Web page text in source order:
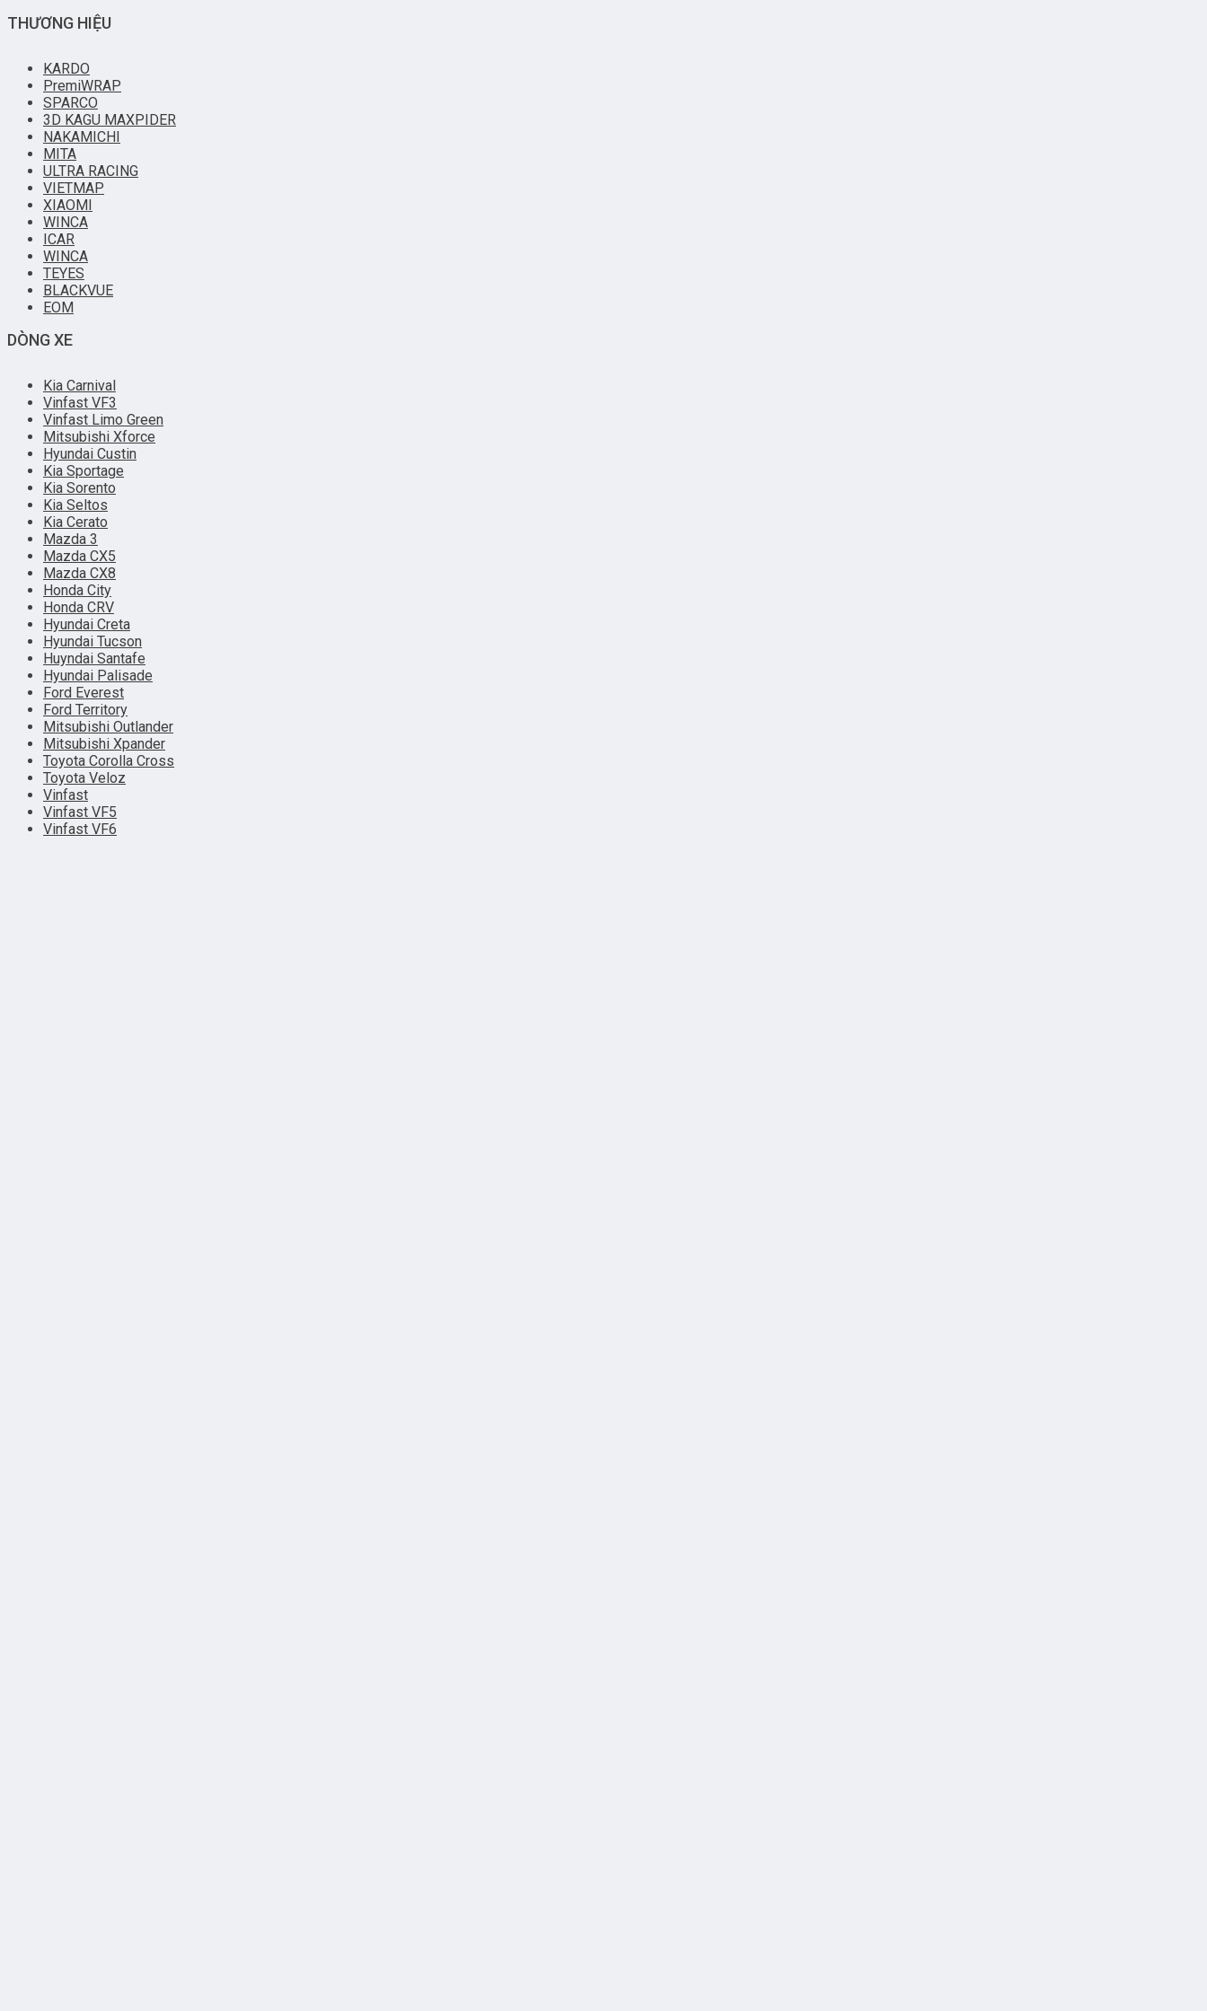
THƯƠNG HIỆU
KARDO
PremiWRAP
SPARCO
3D KAGU MAXPIDER
NAKAMICHI
MITA
ULTRA RACING
VIETMAP
XIAOMI
WINCA
ICAR
WINCA
TEYES
BLACKVUE
EOM
DÒNG XE
Kia Carnival
Vinfast VF3
Vinfast Limo Green
Mitsubishi Xforce
Hyundai Custin
Kia Sportage
Kia Sorento
Kia Seltos
Kia Cerato
Mazda 3
Mazda CX5
Mazda CX8
Honda City
Honda CRV
Hyundai Creta
Hyundai Tucson
Huyndai Santafe
Hyundai Palisade
Ford Everest
Ford Territory
Mitsubishi Outlander
Mitsubishi Xpander
Toyota Corolla Cross
Toyota Veloz
Vinfast
Vinfast VF5
Vinfast VF6